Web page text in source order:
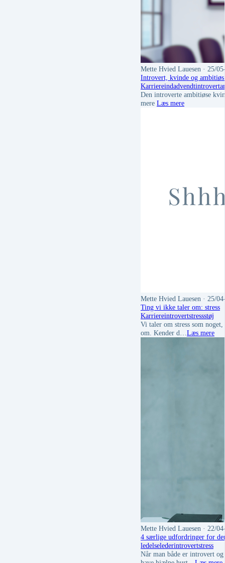
Mette Hvied Lauesen · 25/
Introvert, kvinde og
Karriereindadvendtintrovert
Den introverte ambitiøse
mere Læs mere
Mette Hvied Lauesen · 25/
Ting vi ikke taler om: stress
Karriereintrovertstressstøj
Vi taler om stress som
om. Kender d… Læs mere
Mette Hvied Lauesen · 22/
4 særlige udfordringer for
ledelselederintrovertstress
Når man både er introvert